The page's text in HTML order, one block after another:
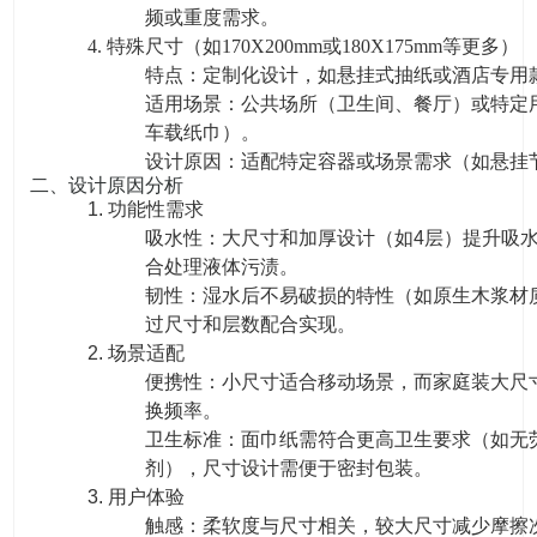
频或重度需求。
4. 特殊尺寸（如170X200mm或180X175mm等更多）
特点：定制化设计，如悬挂式抽纸或酒店专用
适用场景：公共场所（卫生间、餐厅）或特定
车载纸巾）。
设计原因：适配特定容器或场景需求（如悬挂
二、设计原因分析
1. 功能性需求
吸水性：大尺寸和加厚设计（如4层）提升吸
合处理液体污渍。
韧性：湿水后不易破损的特性（如原生木浆材
过尺寸和层数配合实现。
2. 场景适配
便携性：小尺寸适合移动场景，而家庭装大尺
换频率。
卫生标准：面巾纸需符合更高卫生要求（如无
剂），尺寸设计需便于密封包装。
3. 用户体验
触感：柔软度与尺寸相关，较大尺寸减少摩擦